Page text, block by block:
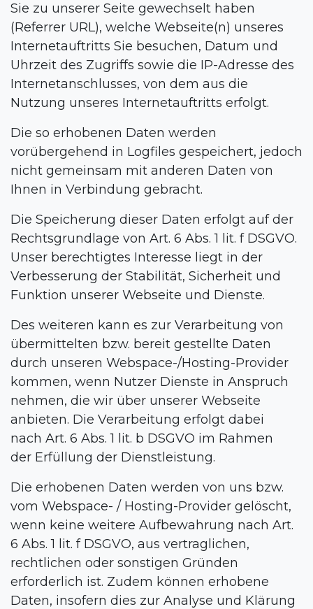
Sie zu unserer Seite gewechselt haben
(Referrer URL), welche Webseite(n) unseres
Internetauftritts Sie besuchen, Datum und
Uhrzeit des Zugriffs sowie die IP-Adresse des
Internetanschlusses, von dem aus die
Nutzung unseres Internetauftritts erfolgt.
Die so erhobenen Daten werden
vorübergehend in Logfiles gespeichert, jedoch
nicht gemeinsam mit anderen Daten von
Ihnen in Verbindung gebracht.
Die Speicherung dieser Daten erfolgt auf der
Rechtsgrundlage von Art. 6 Abs. 1 lit. f DSGVO.
Unser berechtigtes Interesse liegt in der
Verbesserung der Stabilität, Sicherheit und
Funktion unserer Webseite und Dienste.
Des weiteren kann es zur Verarbeitung von
übermittelten bzw. bereit gestellte Daten
durch unseren Webspace-/Hosting-Provider
kommen, wenn Nutzer Dienste in Anspruch
nehmen, die wir über unserer Webseite
anbieten. Die Verarbeitung erfolgt dabei
nach Art. 6 Abs. 1 lit. b DSGVO im Rahmen
der Erfüllung der Dienstleistung.
Die erhobenen Daten werden von uns bzw.
vom Webspace- / Hosting-Provider gelöscht,
wenn keine weitere Aufbewahrung nach Art.
6 Abs. 1 lit. f DSGVO, aus vertraglichen,
rechtlichen oder sonstigen Gründen
erforderlich ist. Zudem können erhobene
Daten, insofern dies zur Analyse und Klärung